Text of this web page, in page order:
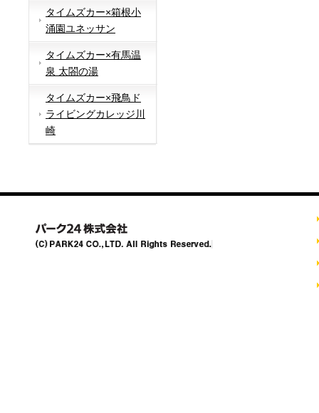
タイムズカー×箱根小
涌園ユネッサン
タイムズカー×有馬温
泉 太閤の湯
タイムズカー×飛鳥ド
ライビングカレッジ川
崎